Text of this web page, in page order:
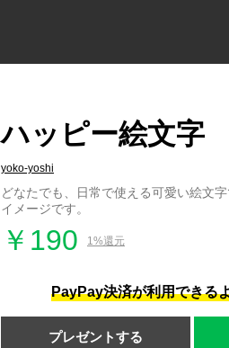
ハッピー絵文字
yoko-yoshi
どなたでも、日常で使える可愛い絵文
イメージです。
￥190 1%還元
PayPay決済が利用できる
プレゼントする